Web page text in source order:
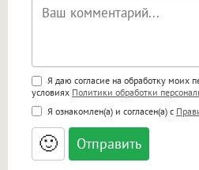
Поддержка HTML
<b>, <strong>, <u>, <i>,
<small>, <sup>, <sub>,
<blockquote>, <code>
адреса URL автоматически
ссылками, и [img]адрес[/
Я даю согласие на обработку моих
условиях Политики обработки
Я ознакомлен(а) и согласен(а) с
🙂